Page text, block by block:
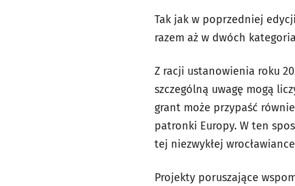
Tak jak w poprzedniej
razem aż w dwóch
Z racji ustanowienia roku
szczególną uwagę mogą
grant może przypaść
patronki Europy. W ten
tej niezwykłej
Projekty poruszające